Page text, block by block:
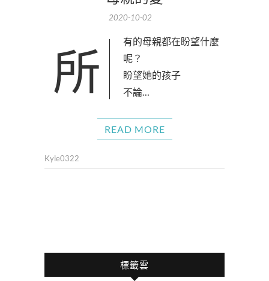
2020-10-02
所有的母親都在盼望什麼
呢？
盼望她的孩子
不論…
READ MORE
Kyle0322
標籤雲